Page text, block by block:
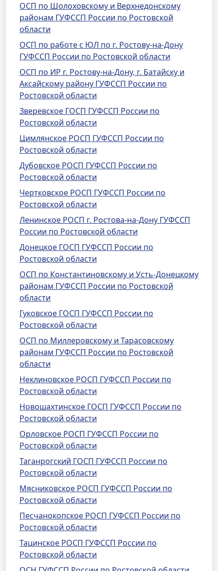
ОСП по Шолоховскому и Верхнедонскому
районам ГУФССП России по Ростовской
области
ОСП по работе с ЮЛ по г. Ростову-на-Дону
ГУФССП России по Ростовской области
ОСП по ИР г. Ростову-на-Дону, г. Батайску и
Аксайскому району ГУФССП России по
Ростовской области
Зверевское ГОСП ГУФССП России по
Ростовской области
Цимлянское РОСП ГУФССП России по
Ростовской области
Дубовское РОСП ГУФССП России по
Ростовской области
Чертковское РОСП ГУФССП России по
Ростовской области
Ленинское РОСП г. Ростова-на-Дону ГУФССП
России по Ростовской области
Донецкое ГОСП ГУФССП России по
Ростовской области
ОСП по Константиновскому и Усть-Донецкому
районам ГУФССП России по Ростовской
области
Гуковское ГОСП ГУФССП России по
Ростовской области
ОСП по Миллеровскому и Тарасовскому
районам ГУФССП России по Ростовской
области
Неклиновское РОСП ГУФССП России по
Ростовской области
Новошахтинское ГОСП ГУФССП России по
Ростовской области
Орловское РОСП ГУФССП России по
Ростовской области
Таганрогский ГОСП ГУФССП России по
Ростовской области
Мясниковское РОСП ГУФССП России по
Ростовской области
Песчанокопское РОСП ГУФССП России по
Ростовской области
Тацинское РОСП ГУФССП России по
Ростовской области